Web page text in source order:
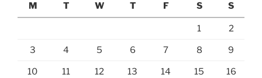
M
T W T F S S
1 2
3 4 5 6 7 8 9
10 11 12 13 14 15 16